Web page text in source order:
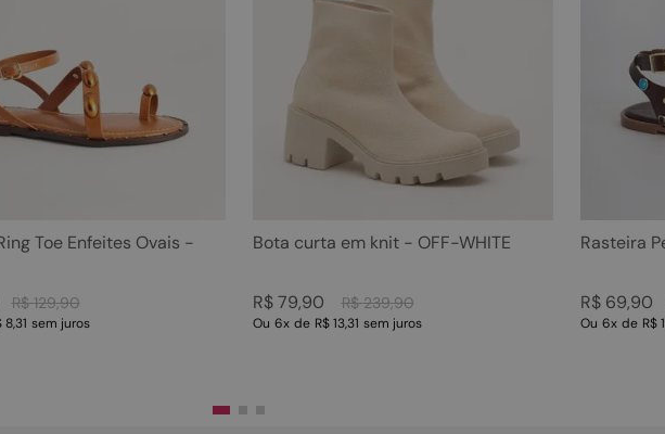
Toe Enfeites Ovais -
R$ 129,90
8,31 sem juros
Bota curta em knit - OFF-WHITE
R$ 239,90
R$ 79,90
Ou 6x de R$ 13,31 sem juros
Rasteira
R$ 69,90
Ou 6x de R$